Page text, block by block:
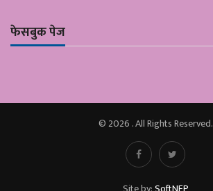
फेसबुक पेज
© 2026 . All Rights Reserved.